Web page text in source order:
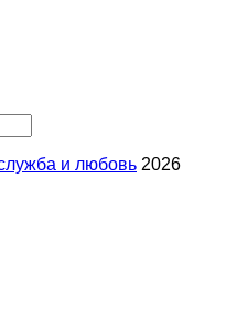
и любовь 2026